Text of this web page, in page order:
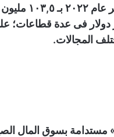
فى بلادنا باستثمارات ٢,٥ مليار
المجالات.